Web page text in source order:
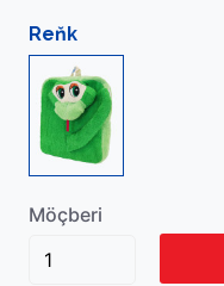
Reňk
Möçberi